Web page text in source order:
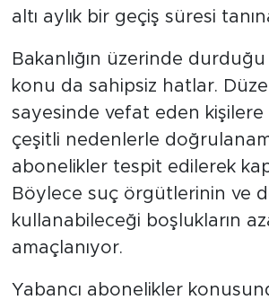
altı aylık bir geçiş süresi
Bakanlığın üzerinde
konu da sahipsiz hatlar.
sayesinde vefat eden kişilere
çeşitli nedenlerle
abonelikler tespit edilerek
Böylece suç örgütlerinin ve
kullanabileceği boşlukların
amaçlanıyor.
Yabancı abonelikler